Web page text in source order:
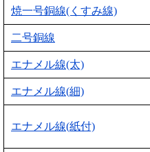
焼一号銅線(くすみ線)
二号銅線
エナメル線(太)
エナメル線(細)
エナメル線(紙付)